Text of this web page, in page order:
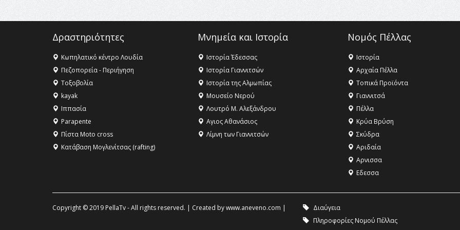
Δραστηριότητες
Κωπηλατικό κέντρο Λουδία
Πεζοπορεία - Περιήγηση
Τοξοβολία
kayak
Ιππασία
Parapente
Πίστα Moto cross
Κατάβαση Μογλενίτσας (rafting)
Μνημεία και Ιστορία
Ιστορία Έδεσσας
Ιστορία Γιαννιτσών
Ιστορία της Αλμωπίας
Μουσείο Νερού
Λουτρό Μ. Αλεξάνδρου
Αγιος Αθανάσιος
Λίμνη των Γιαννιτσών
Νομός Πέλλας
Ιστορία
Αρχαία Πέλλα
Τοπικά Προϊόντα
Γιαννιτσά
Πέλλα
Κρύα Βρύση
Σκύδρα
Αριδαία
Aρνισσα
Eδεσσα
Copyright © 2019 PellaTv - All rights reserved. | Created bywww.aneveno.com | Διαύγεια
Πληροφορίες Νομού Πέλλας